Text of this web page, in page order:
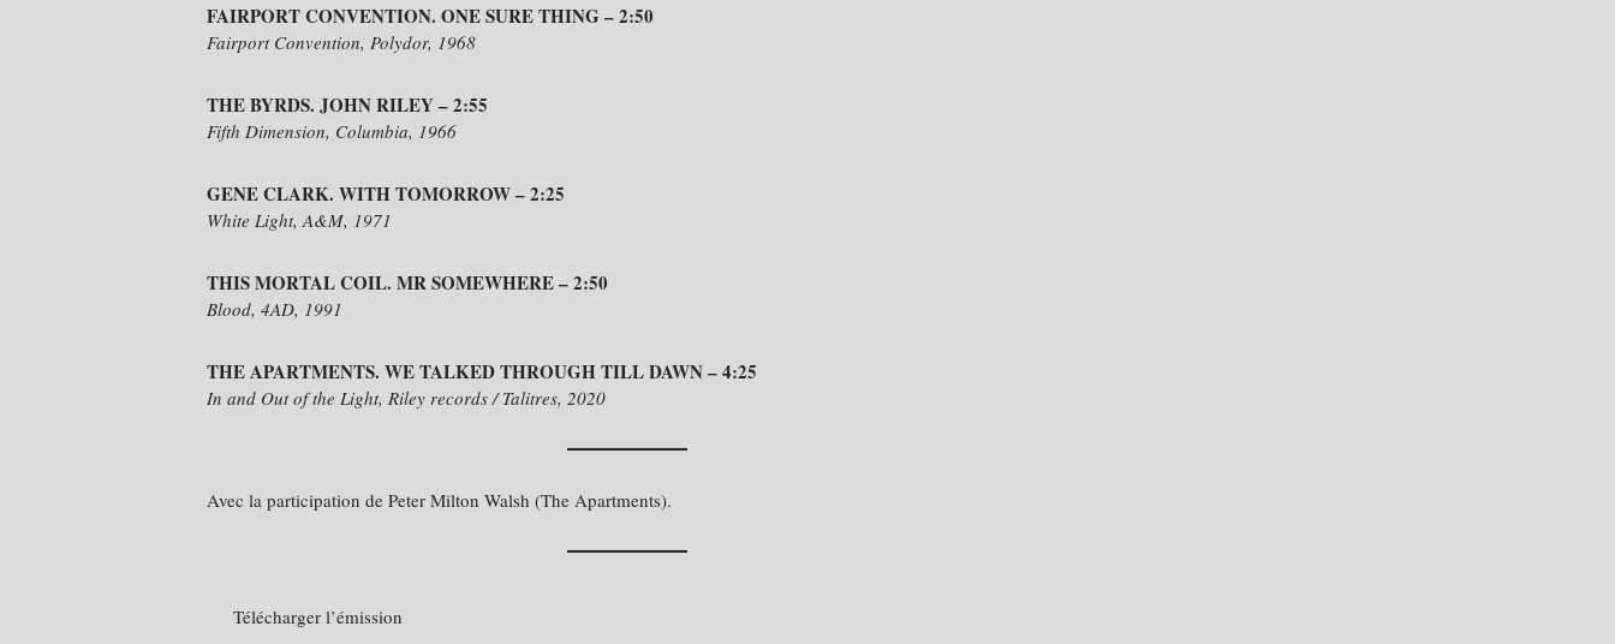
FAIRPORT CONVENTION. ONE SURE THING – 2:50
Fairport Convention, Polydor, 1968
THE BYRDS. JOHN RILEY – 2:55
Fifth Dimension, Columbia, 1966
GENE CLARK. WITH TOMORROW – 2:25
White Light, A&M, 1971
THIS MORTAL COIL. MR SOMEWHERE – 2:50
Blood, 4AD, 1991
THE APARTMENTS. WE TALKED THROUGH TILL DAWN – 4:25
In and Out of the Light, Riley records / Talitres, 2020
Avec la participation de Peter Milton Walsh (The Apartments).
Télécharger l’émission